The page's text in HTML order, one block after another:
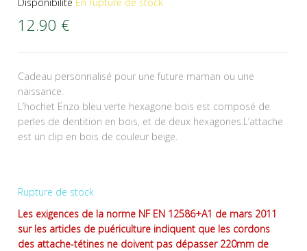
12.90 €
Cadeau personnalisé pour une future maman ou une
naissance.
L’hochet Enzo bleu verte hexagone bois est composé de
perles de dentition en bois, et de deux hexagones.L’attache
est un clip en bois de couleur beige.
Rupture de stock
Les exigences de la norme NF EN 12586+A1 de mars 2011
sur les articles de puériculture indiquent que les cordons
des attache-tétines ne doivent pas dépasser 220mm de